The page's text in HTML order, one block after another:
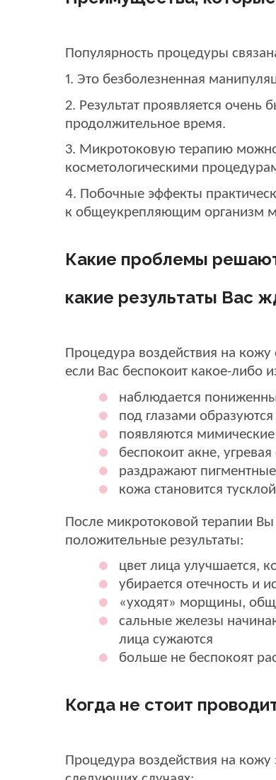
Популярность процедуры
1. Это безболезненная
2. Результат проявляется очень
продолжительное время.
3. Микротоковую терапию
косметологическими
4. Побочные эффекты
к общеукрепляющим организм
Какие проблемы
какие результаты Вас
Процедура воздействия на
если Вас беспокоит какое-либо
наблюдается
под глазами
появляются
беспокоит акне,
раздражают
кожа становится
После микротоковой терапии Вы
положительные результаты:
цвет лица улучшается,
убирается отечность и
«уходят» морщины,
сальные железы
лица сужаются
больше не беспокоят
Когда не стоит
Процедура воздействия на